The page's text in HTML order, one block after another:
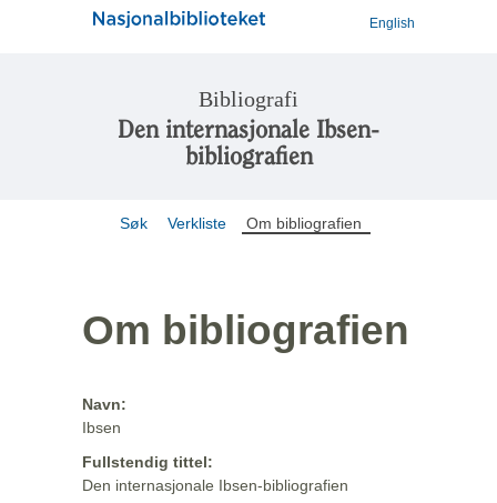
English
Bibliografi
Den internasjonale Ibsen-
bibliografien
Søk Verkliste Om bibliografien
Om bibliografien
Navn:
Ibsen
Fullstendig tittel:
Den internasjonale Ibsen-bibliografien